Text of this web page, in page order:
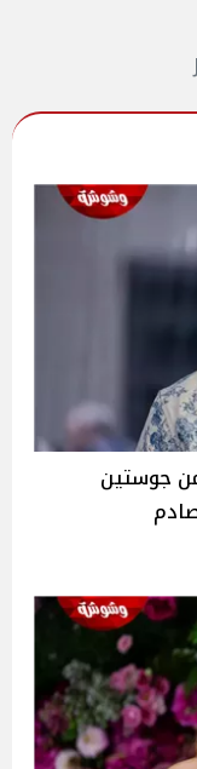
جوستين